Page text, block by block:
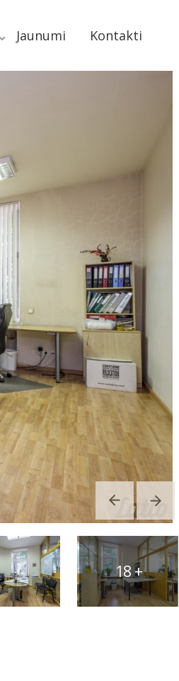
Jaunumi Kontakti
18+